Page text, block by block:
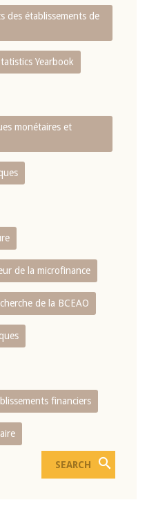
des établissements de
Yearbook
monétaires et
de la microfinance
de la BCEAO
financiers